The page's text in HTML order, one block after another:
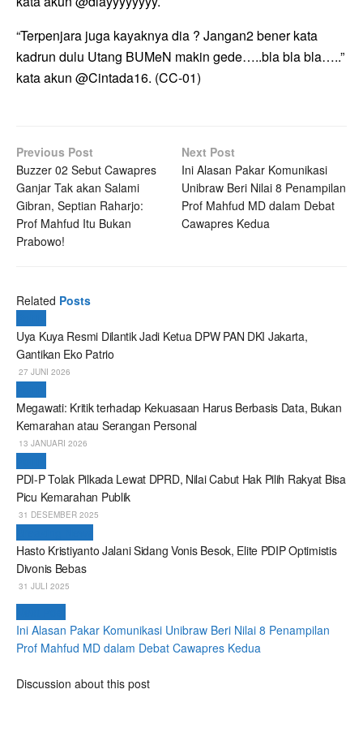
“Terpenjara juga kayaknya dia ? Jangan2 bener kata
kadrun dulu Utang BUMeN makin gede…..bla bla bla…..”
kata akun @Cintada16. (CC-01)
Previous Post
Buzzer 02 Sebut Cawapres
Ganjar Tak akan Salami
Gibran, Septian Raharjo:
Prof Mahfud Itu Bukan
Prabowo!
Next Post
Ini Alasan Pakar Komunikasi
Unibraw Beri Nilai 8 Penampilan
Prof Mahfud MD dalam Debat
Cawapres Kedua
Related Posts
Uya Kuya Resmi Dilantik Jadi Ketua DPW PAN DKI Jakarta,
Gantikan Eko Patrio
27 JUNI 2026
Megawati: Kritik terhadap Kekuasaan Harus Berbasis Data, Bukan
Kemarahan atau Serangan Personal
13 JANUARI 2026
PDI-P Tolak Pilkada Lewat DPRD, Nilai Cabut Hak Pilih Rakyat Bisa
Picu Kemarahan Publik
31 DESEMBER 2025
Hasto Kristiyanto Jalani Sidang Vonis Besok, Elite PDIP Optimistis
Divonis Bebas
31 JULI 2025
Ini Alasan Pakar Komunikasi Unibraw Beri Nilai 8 Penampilan
Prof Mahfud MD dalam Debat Cawapres Kedua
Discussion about this post